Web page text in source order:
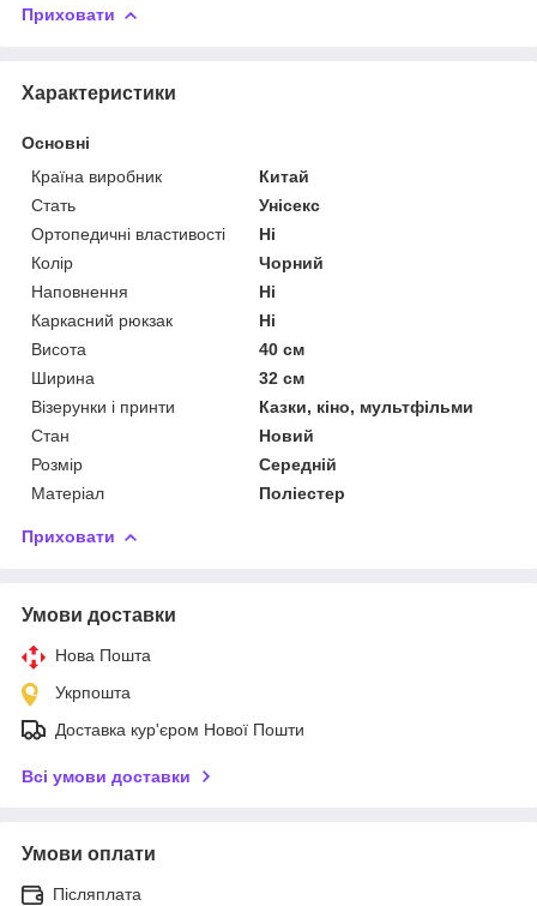
Приховати
Характеристики
Основні
Країна виробник
Китай
Стать
Унісекс
Ортопедичні властивості
Ні
Колір
Чорний
Наповнення
Ні
Каркасний рюкзак
Ні
Висота
40 см
Ширина
32 см
Візерунки і принти
Казки, кіно, мультфільми
Стан
Новий
Розмір
Середній
Матеріал
Поліестер
Приховати
Умови доставки
Нова Пошта
Укрпошта
Доставка кур'єром Нової Пошти
Всі умови доставки
Умови оплати
Післяплата